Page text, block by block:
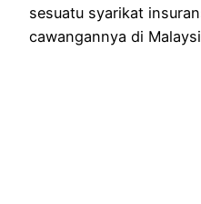
sesuatu syarikat
cawangannya di